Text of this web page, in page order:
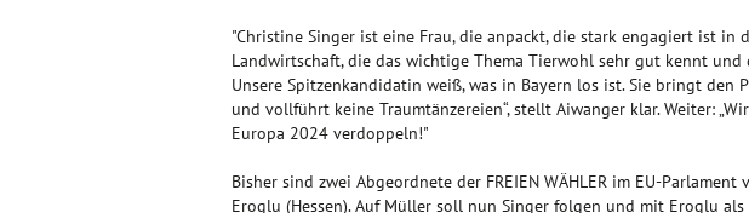
"Christine Singer ist eine Frau, die anpackt, die stark engagiert ist
Landwirtschaft, die das wichtige Thema Tierwohl sehr gut kennt
Unsere Spitzenkandidatin weiß, was in Bayern los ist. Sie bringt den
und vollführt keine Traumtänzereien“, stellt Aiwanger klar. Weiter:
Europa 2024 verdoppeln!"
Bisher sind zwei Abgeordnete der FREIEN WÄHLER im EU-
Eroglu (Hessen). Auf Müller soll nun Singer folgen und mit Eroglu